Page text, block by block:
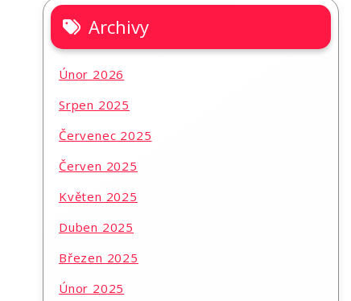
Archivy
Únor 2026
Srpen 2025
Červenec 2025
Červen 2025
Květen 2025
Duben 2025
Březen 2025
Únor 2025